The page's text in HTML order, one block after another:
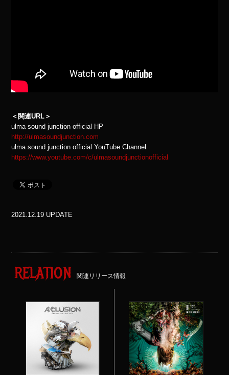
＜関連URL＞
ulma sound junction official HP
http://ulmasoundjunction.com
ulma sound junction official YouTube Channel
https://www.youtube.com/c/ulmasoundjunctionofficial
2021.12.19 UPDATE
RELATION 関連リリース情報